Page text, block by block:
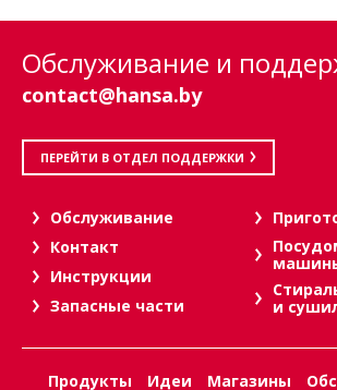
Обслуживание и
contact@hansa.by
ПЕРЕЙТИ В ОТДЕЛ ПОДДЕРЖКИ
Oбслуживание
Контакт
Инструкции
Запасные части
и
Продукты Идеи Магазины